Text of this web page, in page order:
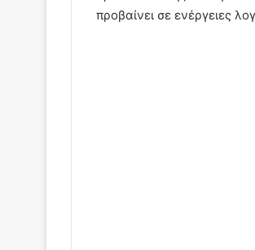
προβαίνει σε ενέργειες